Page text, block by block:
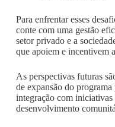
Para enfrentar esses
conte com uma gestão
setor privado e a
que apoiem e incentivem
As perspectivas futuras
de expansão do programa
integração com
desenvolvimento